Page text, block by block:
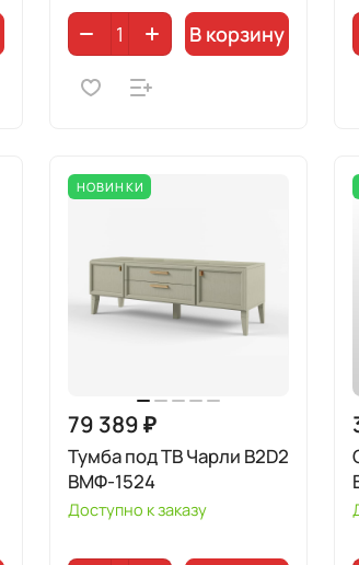
В корзину
НОВИНКИ
79 389 ₽
Тумба под ТВ Чарли B2D2
ВМФ-1524
Доступно к заказу